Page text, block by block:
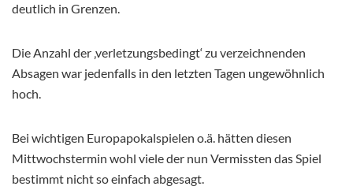
deutlich in Grenzen.
Die Anzahl der ‚verletzungsbedingt‘ zu verzeichnenden
Absagen war jedenfalls in den letzten Tagen ungewöhnlich
hoch.
Bei wichtigen Europapokalspielen o.ä. hätten diesen
Mittwochstermin wohl viele der nun Vermissten das Spiel
bestimmt nicht so einfach abgesagt.